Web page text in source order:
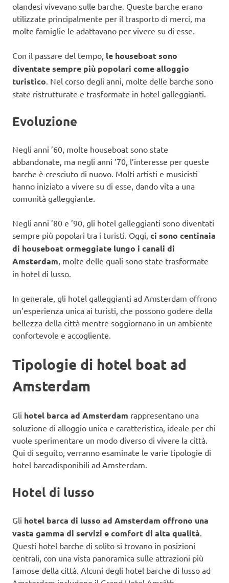
olandesi vivevano sulle barche. Queste barche erano
utilizzate principalmente per il trasporto di merci, ma
molte famiglie le adattavano per vivere su di esse.
Con il passare del tempo, le houseboat sono
diventate sempre più popolari come alloggio
turistico . Nel corso degli anni, molte delle barche sono
state ristrutturate e trasformate in hotel galleggianti.
Evoluzione
Negli anni ’60, molte houseboat sono state
abbandonate, ma negli anni ’70, l’interesse per queste
barche è cresciuto di nuovo. Molti artisti e musicisti
hanno iniziato a vivere su di esse, dando vita a una
comunità galleggiante.
Negli anni ’80 e ’90, gli hotel galleggianti sono diventati
sempre più popolari tra i turisti. Oggi, ci sono centinaia
di houseboat ormeggiate lungo i canali di
Amsterdam , molte delle quali sono state trasformate
in hotel di lusso.
In generale, gli hotel galleggianti ad Amsterdam offrono
un’esperienza unica ai turisti, che possono godere della
bellezza della città mentre soggiornano in un ambiente
confortevole e accogliente.
Tipologie di hotel boat ad
Amsterdam
Gli hotel barca ad Amsterdam rappresentano una
soluzione di alloggio unica e caratteristica, ideale per chi
vuole sperimentare un modo diverso di vivere la città.
Qui di seguito, verranno esaminate le varie tipologie di
hotel barcadisponibili ad Amsterdam.
Hotel di lusso
Gli hotel barca di lusso ad Amsterdam offrono una
vasta gamma di servizi e comfort di alta qualità
Questi hotel barche di solito si trovano in posizioni
centrali, con una vista panoramica sulle attrazioni più
famose della città. Alcuni degli hotel barche di lusso ad